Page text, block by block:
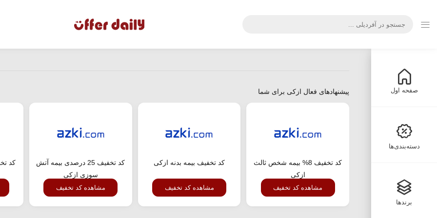
صفحه اول
دسته‌بندی‌ها
برندها
پیشنهادهای فعال ازکی برای شما
کد تخفیف 8% بیمه شخص ثالث
ازکی
مشاهده کد تخفیف
کد تخفیف بیمه بدنه ازکی
مشاهده کد تخفیف
کد تخفیف 25 درصدی بیمه آتش
سوزی ازکی
مشاهده کد تخفیف
کد